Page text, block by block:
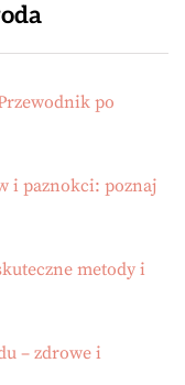
po
i paznokci: poznaj
metody i
– zdrowe i